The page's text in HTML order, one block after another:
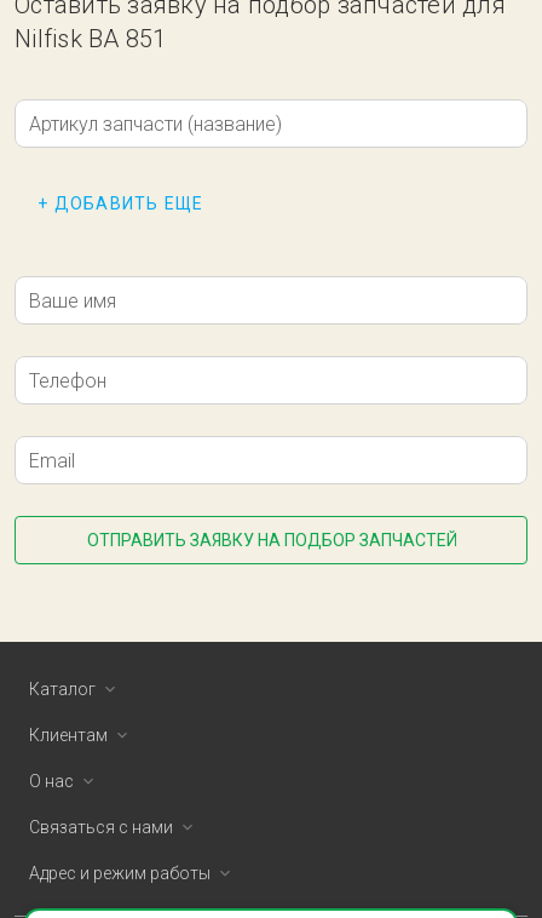
Nilfisk BA 851
Артикул запчасти (название)
+ ДОБАВИТЬ ЕЩЕ
Ваше имя
Телефон
Email
ОТПРАВИТЬ ЗАЯВКУ НА ПОДБОР ЗАПЧАСТЕЙ
Каталог
Клиентам
О нас
Связаться с нами
Адрес и режим работы